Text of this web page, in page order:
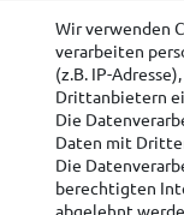
Wir verwenden
verarbeiten
(z.B. IP-
Drittanbietern
Die
Daten mit
Die
berechtigten
abgelehnt